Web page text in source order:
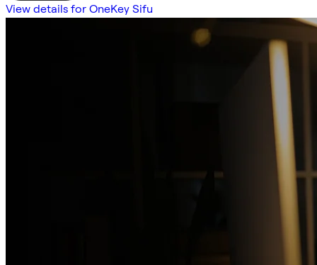
View details for OneKey Sifu